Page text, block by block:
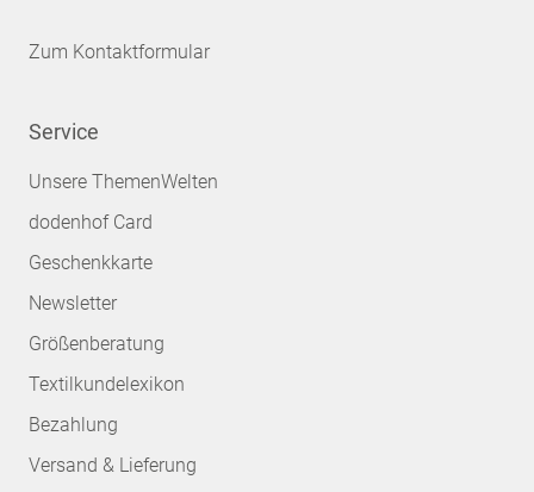
Zum Kontaktformular
Service
Unsere ThemenWelten
dodenhof Card
Geschenkkarte
Newsletter
Größenberatung
Textilkundelexikon
Bezahlung
Versand & Lieferung